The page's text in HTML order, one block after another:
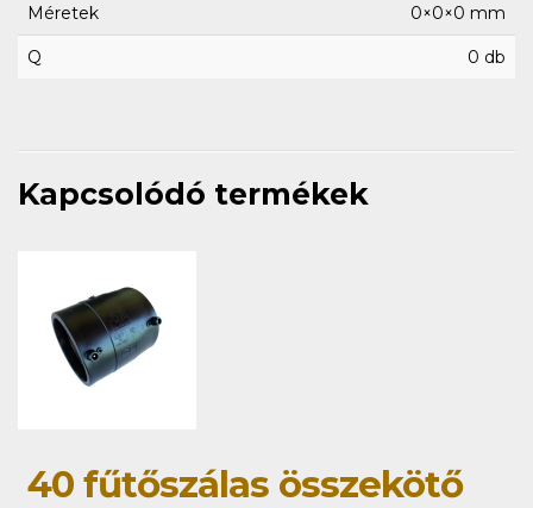
Méretek 0×0×0 mm
Q 0 db
Kapcsolódó termékek
40 fűtőszálas összekötő